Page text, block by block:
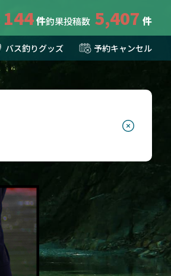
144 釣果投稿数 5,407
バス釣りグッズ 予約キャンセル